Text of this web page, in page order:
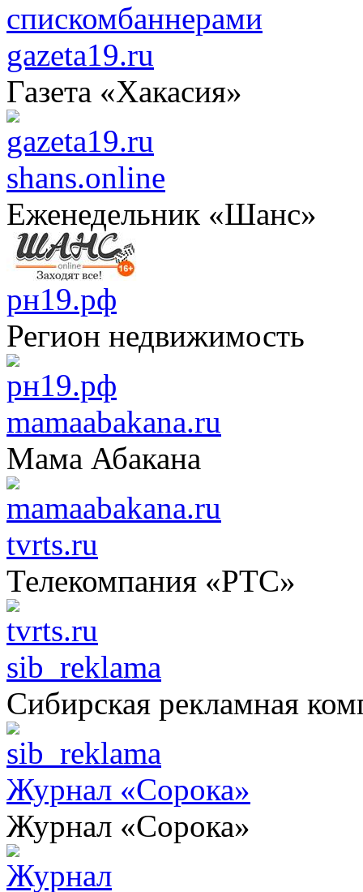
спискомбаннерами
gazeta19.ru
Газета «Хакасия»
shans.online
Еженедельник «Шанс»
рн19.рф
Регион недвижимость
mamaabakana.ru
Мама Абакана
tvrts.ru
Телекомпания «РТС»
sib_reklama
Сибирская рекламная
Журнал «Сорока»
Журнал «Сорока»